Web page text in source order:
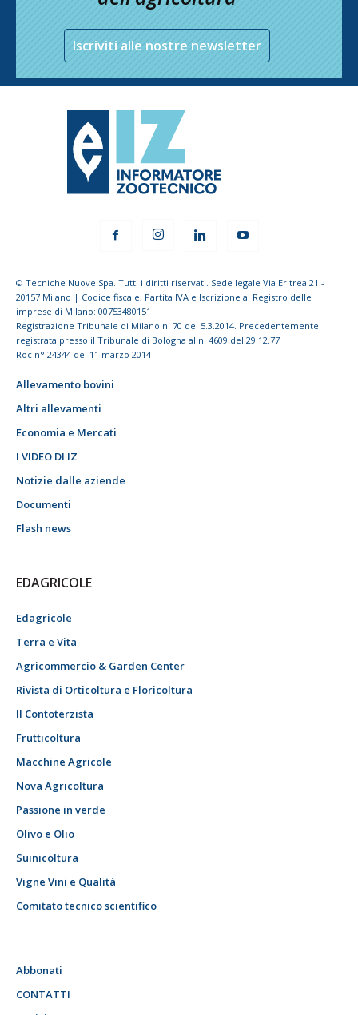
Iscriviti alle nostre newsletter
© Tecniche Nuove Spa. Tutti i diritti riservati. Sede legale Via Eritrea 21 -
20157 Milano | Codice fiscale, Partita IVA e Iscrizione al Registro delle
imprese di Milano: 00753480151
Registrazione Tribunale di Milano n. 70 del 5.3.2014. Precedentemente
registrata presso il Tribunale di Bologna al n. 4609 del 29.12.77
Roc n° 24344 del 11 marzo 2014
Allevamento bovini
Altri allevamenti
Economia e Mercati
I VIDEO DI IZ
Notizie dalle aziende
Documenti
Flash news
EDAGRICOLE
Edagricole
Terra e Vita
Agricommercio & Garden Center
Rivista di Orticoltura e Floricoltura
Il Contoterzista
Frutticoltura
Macchine Agricole
Nova Agricoltura
Passione in verde
Olivo e Olio
Suinicoltura
Vigne Vini e Qualità
Comitato tecnico scientifico
Abbonati
CONTATTI